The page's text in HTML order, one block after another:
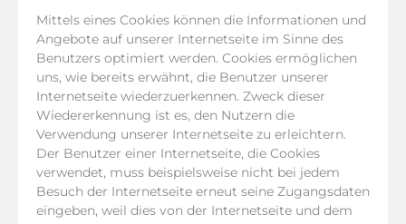
Mittels eines Cookies können die Informationen und
Angebote auf unserer Internetseite im Sinne des
Benutzers optimiert werden. Cookies ermöglichen
uns, wie bereits erwähnt, die Benutzer unserer
Internetseite wiederzuerkennen. Zweck dieser
Wiedererkennung ist es, den Nutzern die
Verwendung unserer Internetseite zu erleichtern.
Der Benutzer einer Internetseite, die Cookies
verwendet, muss beispielsweise nicht bei jedem
Besuch der Internetseite erneut seine Zugangsdaten
eingeben, weil dies von der Internetseite und dem